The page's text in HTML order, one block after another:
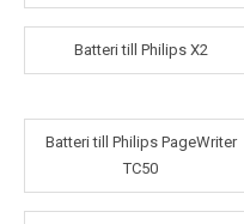
Batteri till Philips X2
Batteri till Philips PageWriter
TC50